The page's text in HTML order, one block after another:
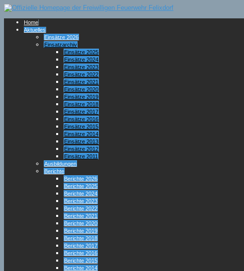
Home
Aktuelles
Einsätze 2026
Einsatzarchiv
Einsätze 2025
Einsätze 2024
Einsätze 2023
Einsätze 2022
Einsätze 2021
Einsätze 2020
Einsätze 2019
Einsätze 2018
Einsätze 2017
Einsätze 2016
Einsätze 2015
Einsätze 2014
Einsätze 2013
Einsätze 2012
Einsätze 2011
Ausbildungen
Berichte
Berichte 2026
Berichte 2025
Berichte 2024
Berichte 2023
Berichte 2022
Berichte 2021
Berichte 2020
Berichte 2019
Berichte 2018
Berichte 2017
Berichte 2016
Berichte 2015
Berichte 2014